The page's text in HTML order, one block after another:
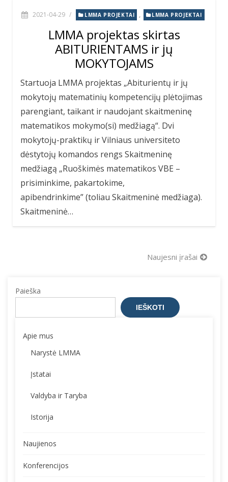
2021-04-29 / LMMA PROJEKTAI , LMMA PROJEKTAI
LMMA projektas skirtas
ABITURIENTAMS ir jų
MOKYTOJAMS
Startuoja LMMA projektas „Abiturientų ir jų
mokytojų matematinių kompetencijų plėtojimas
parengiant, taikant ir naudojant skaitmeninę
matematikos mokymo(si) medžiagą“. Dvi
mokytojų-praktikų ir Vilniaus universiteto
dėstytojų komandos rengs Skaitmeninę
medžiagą „Ruoškimės matematikos VBE –
prisiminkime, pakartokime,
apibendrinkime” (toliau Skaitmeninė medžiaga).
Skaitmeninė…
įrašų
Naujesni įrašai
Paieška
IEŠKOTI
Apie mus
Narystė LMMA
Įstatai
Valdyba ir Taryba
Istorija
Naujienos
Konferencijos